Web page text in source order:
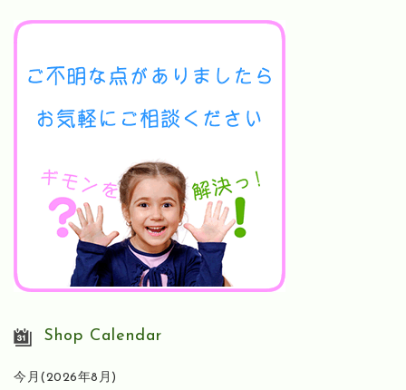
Shop Calendar
今月(2026年8月)